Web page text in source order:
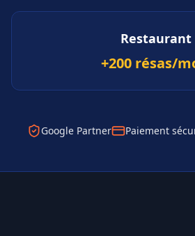
Restaurant
+200 résas/
Google Partner Paiement